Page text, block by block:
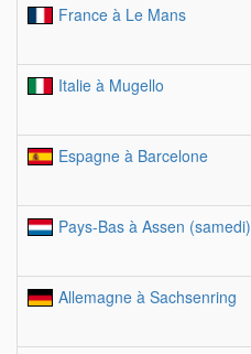
France à Le Mans
Italie à Mugello
Espagne à Barcelone
Pays-Bas à Assen (samedi)
Allemagne à Sachsenring